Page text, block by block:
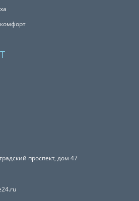
проспект, дом 47